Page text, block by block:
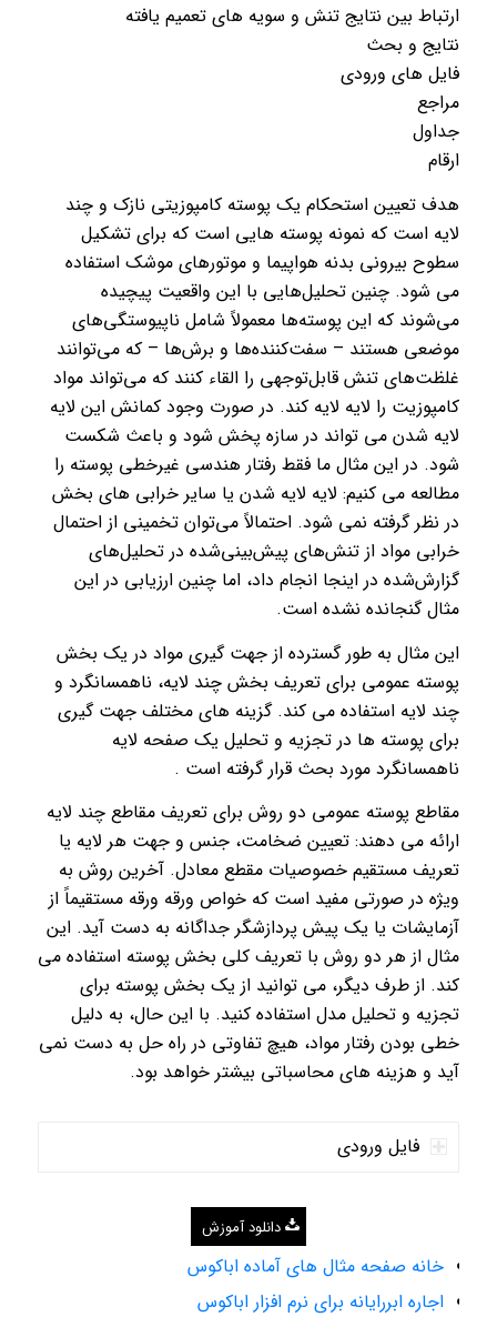
ارتباط بین نتایج تنش و سویه های تعمیم یافته
نتایج و بحث
فایل های ورودی
مراجع
جداول
ارقام
هدف تعیین استحکام یک پوسته کامپوزیتی نازک و چند
لایه است که نمونه پوسته هایی است که برای تشکیل
سطوح بیرونی بدنه هواپیما و موتورهای موشک استفاده
می شود. چنین تحلیل‌هایی با این واقعیت پیچیده
می‌شوند که این پوسته‌ها معمولاً شامل ناپیوستگی‌های
موضعی هستند – سفت‌کننده‌ها و برش‌ها – که می‌توانند
غلظت‌های تنش قابل‌توجهی را القاء کنند که می‌تواند مواد
کامپوزیت را لایه لایه کند. در صورت وجود کمانش این لایه
لایه شدن می تواند در سازه پخش شود و باعث شکست
شود. در این مثال ما فقط رفتار هندسی غیرخطی پوسته را
مطالعه می کنیم: لایه لایه شدن یا سایر خرابی های بخش
در نظر گرفته نمی شود. احتمالاً می‌توان تخمینی از احتمال
خرابی مواد از تنش‌های پیش‌بینی‌شده در تحلیل‌های
گزارش‌شده در اینجا انجام داد، اما چنین ارزیابی در این
مثال گنجانده نشده است.
این مثال به طور گسترده از جهت گیری مواد در یک بخش
پوسته عمومی برای تعریف بخش چند لایه، ناهمسانگرد و
چند لایه استفاده می کند. گزینه های مختلف جهت گیری
برای پوسته ها در تجزیه و تحلیل یک صفحه لایه
ناهمسانگرد مورد بحث قرار گرفته است .
مقاطع پوسته عمومی دو روش برای تعریف مقاطع چند لایه
ارائه می دهند: تعیین ضخامت، جنس و جهت هر لایه یا
تعریف مستقیم خصوصیات مقطع معادل. آخرین روش به
ویژه در صورتی مفید است که خواص ورقه ورقه مستقیماً از
آزمایشات یا یک پیش پردازشگر جداگانه به دست آید. این
مثال از هر دو روش با تعریف کلی بخش پوسته استفاده می
کند. از طرف دیگر، می توانید از یک بخش پوسته برای
تجزیه و تحلیل مدل استفاده کنید. با این حال، به دلیل
خطی بودن رفتار مواد، هیچ تفاوتی در راه حل به دست نمی
آید و هزینه های محاسباتی بیشتر خواهد بود.
فایل ورودی
دانلود آموزش
خانه صفحه مثال های آماده اباکوس
اجاره ابررایانه برای نرم افزار اباکوس